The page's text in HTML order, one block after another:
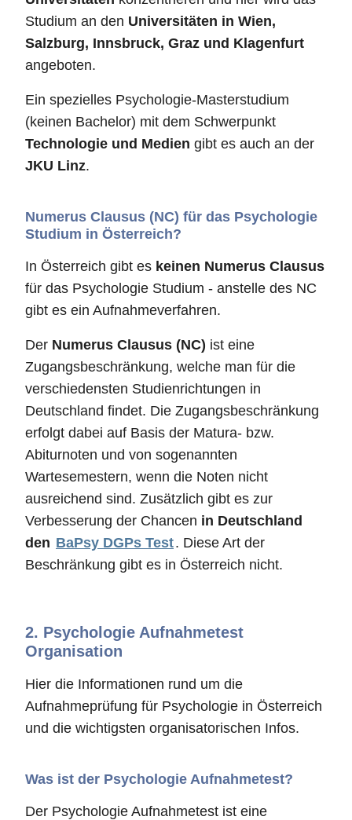
Studium an den Universitäten in Wien,
Salzburg, Innsbruck, Graz und Klagenfurt
angeboten.
Ein spezielles Psychologie-Masterstudium
(keinen Bachelor) mit dem Schwerpunkt
Technologie und Medien gibt es auch an der
JKU Linz.
Numerus Clausus (NC) für das Psychologie
Studium in Österreich?
In Österreich gibt es keinen Numerus Clausus
für das Psychologie Studium - anstelle des NC
gibt es ein Aufnahmeverfahren.
Der Numerus Clausus (NC) ist eine
Zugangsbeschränkung, welche man für die
verschiedensten Studienrichtungen in
Deutschland findet. Die Zugangsbeschränkung
erfolgt dabei auf Basis der Matura- bzw.
Abiturnoten und von sogenannten
Wartesemestern, wenn die Noten nicht
ausreichend sind. Zusätzlich gibt es zur
Verbesserung der Chancen in Deutschland
den BaPsy DGPs Test. Diese Art der
Beschränkung gibt es in Österreich nicht.
2. Psychologie Aufnahmetest
Organisation
Hier die Informationen rund um die
Aufnahmeprüfung für Psychologie in Österreich
und die wichtigsten organisatorischen Infos.
Was ist der Psychologie Aufnahmetest?
Der Psychologie Aufnahmetest ist eine